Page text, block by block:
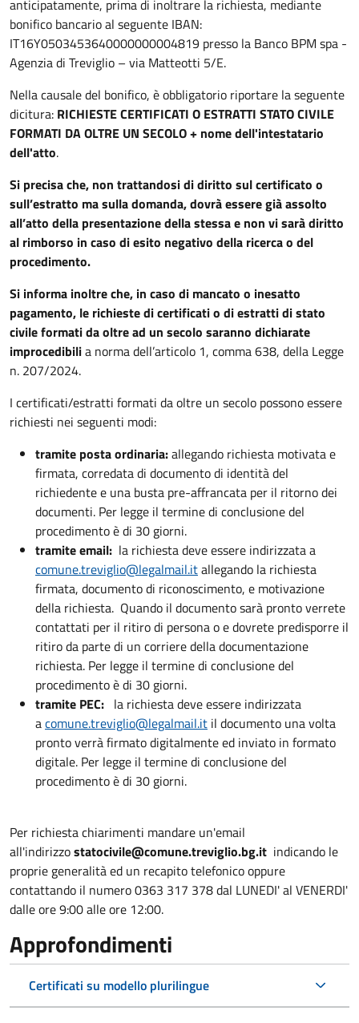
anticipatamente, prima di inoltrare la richiesta, mediante
bonifico bancario al seguente IBAN:
IT16Y0503453640000000004819 presso la Banco BPM spa -
Agenzia di Treviglio – via Matteotti 5/E.
Nella causale del bonifico, è obbligatorio riportare la seguente
dicitura: RICHIESTE CERTIFICATI O ESTRATTI STATO CIVILE
FORMATI DA OLTRE UN SECOLO + nome dell'intestatario
dell'atto.
Si precisa che, non trattandosi di diritto sul certificato o
sull’estratto ma sulla domanda, dovrà essere già assolto
all’atto della presentazione della stessa e non vi sarà diritto
al rimborso in caso di esito negativo della ricerca o del
procedimento.
Si informa inoltre che, in caso di mancato o inesatto
pagamento, le richieste di certificati o di estratti di stato
civile formati da oltre ad un secolo saranno dichiarate
improcedibilia norma dell’articolo 1, comma 638, della Legge
n. 207/2024.
I certificati/estratti formati da oltre un secolo possono essere
richiesti nei seguenti modi:
tramite posta ordinaria:allegando richiesta motivata e
firmata, corredata di documento di identità del
richiedente e una busta pre-affrancata per il ritorno dei
documenti. Per legge il termine di conclusione del
procedimento è di 30 giorni.
tramite email: la richiesta deve essere indirizzata a
comune.treviglio@legalmail.itallegando la richiesta
firmata, documento di riconoscimento, e motivazione
della richiesta. Quando il documento sarà pronto verrete
contattati per il ritiro di persona o e dovrete predisporre il
ritiro da parte di un corriere della documentazione
richiesta. Per legge il termine di conclusione del
procedimento è di 30 giorni.
tramite PEC: la richiesta deve essere indirizzata
acomune.treviglio@legalmail.it il documento una volta
pronto verrà firmato digitalmente ed inviato in formato
digitale. Per legge il termine di conclusione del
procedimento è di 30 giorni.
Per richiesta chiarimenti mandare un'email
all'indirizzostatocivile@comune.treviglio.bg.it indicando le
proprie generalità ed un recapito telefonico oppure
contattando il numero 0363 317 378 dal LUNEDI' al VENERDI'
dalle ore 9:00 alle ore 12:00.
Approfondimenti
Certificati su modello plurilingue